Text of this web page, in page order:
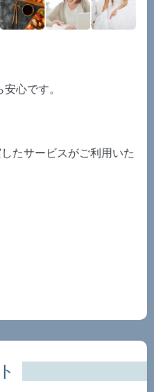
心です。
たサービスがご利用いた